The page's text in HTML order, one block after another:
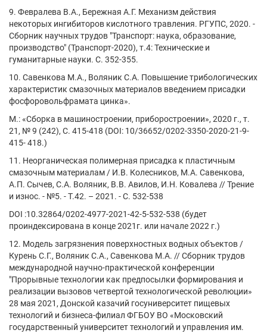
9. Февралева В.А., Бережная А.Г. Механизм действия
некоторых ингибиторов кислотного травления. РГУПС, 2020. -
Сборник научных трудов "Транспорт: наука, образование,
производство" (Транспорт-2020), т.4: Технические и
гуманитарные науки. С. 352-355.
10. Савенкова М.А., Воляник С.А. Повышение трибологических
характеристик смазочных материалов введением присадки
фосфоровольфрамата цинка».
М.: «Сборка в машиностроении, приборостроении», 2020 г., т.
21, № 9 (242), С. 415-418 (DOI: 10/36652/0202-3350-2020-21-9-
415- 418.)
11. Неорганическая полимерная присадка к пластичным
смазочным материалам / И.В. Колесников, М.А. Савенкова,
А.П. Сычев, С.А. Воляник, В.В. Авилов, И.Н. Ковалева // Трение
и износ. - №5. - Т.42. – 2021. - С. 532-538
DOI :10.32864/0202-4977-2021-42-5-532-538 (будет
проиндексирована в конце 2021г. или начале 2022 г.)
12. Модель загрязнения поверхностных водных объектов /
Курень С.Г., Воляник С.А., Савенкова М.А. // Сборник трудов
международной научно-практической конференции
"Прорывные технологии как предпосылки формирования и
реализации вызовов четвертой технологической революции»
28 мая 2021, Донской казачий госуниверситет пищевых
технологий и бизнеса-филиал ФГБОУ ВО «Московский
государственный университет технологий и управления им.